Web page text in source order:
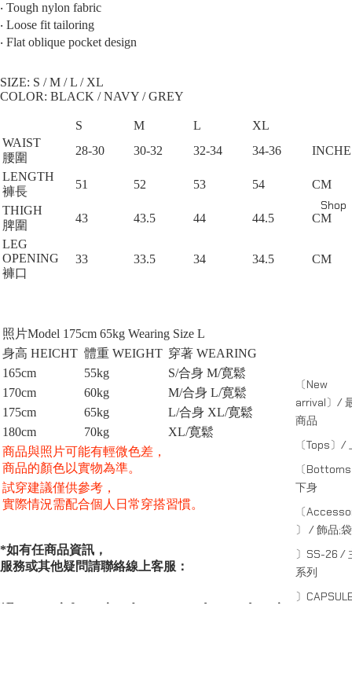
Shop
〔New
arrival〕/
商品
〔Tops〕/
〔
下身
〔
〕 / 飾品;袋
〕SS-26 /
系列
〕
‧ Tough nylon fabric
‧ Loose fit tailoring
‧ Flat oblique pocket design
SIZE: S / M / L / XL⁠
COLOR: BLACK / NAVY / GREY
S M L
XL
WAIST
腰圍
28-30 30-32 32-34 34-36
LENGTH
褲長
51 52 53 54
CM
THIGH
脾圍
43 43.5 44 44.5
CM
LEG
OPENING
褲口
33 33.5 34 34.5 CM
照片Model 175cm 65kg Wearing Size L
身高 HEICHT 體重 WEIGHT 穿著 WEARING
165cm
55kg
S/合身 M/寛鬆
170cm
60kg
M/合身 L/寛鬆
175cm
65kg
L/合身 XL/寛鬆
180cm
70kg XL/寛鬆
商品與照片可能有輕微色差，
商品的顏色以實物為準。
試穿建議僅供參考，
實際情況需配合個人日常穿搭習慣。
*如有任商品資訊，
服務或其他疑問請聯絡線上客服：
*For more information about our products and services,